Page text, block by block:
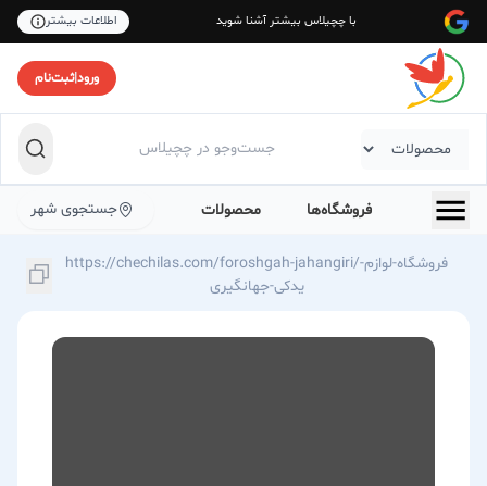
با چچیلاس بیشتر آشنا شوید اطلاعات بیشتر
ورود|ثبت‌نام
فروشگاه‌ها محصولات جستجوی شهر
https://chechilas.com/foroshgah-jahangiri/فروشگاه-لوازم-
یدکی-جهانگیری